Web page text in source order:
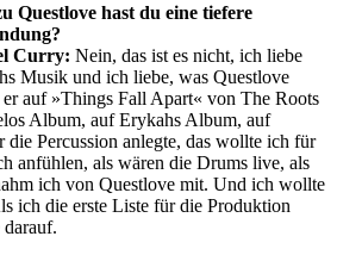
Questlove hast du eine tiefere
Curry: Nein, das ist es nicht, ich liebe
Musik und ich liebe, was Questlove
auf »Things Fall Apart« von The Roots
Album, auf Erykahs Album, auf
Percussion anlegte, das wollte ich für
anfühlen, als wären die Drums live, als
ich von Questlove mit. Und ich wollte
ich die erste Liste für die Produktion
darauf.